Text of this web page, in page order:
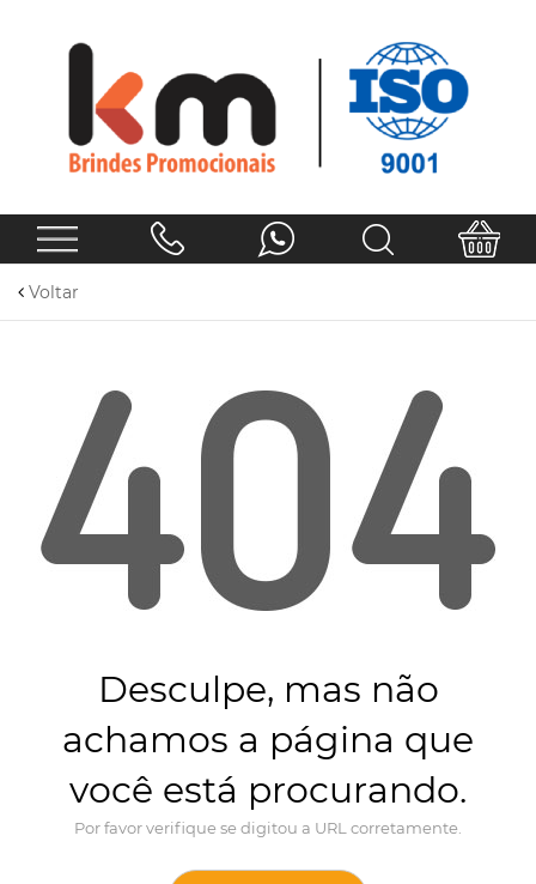
Voltar
Desculpe, mas não
achamos a página que
você está procurando.
Por favor verifique se digitou a URL corretamente.